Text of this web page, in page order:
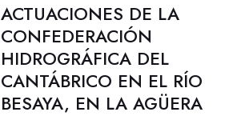
ACTUACIONES DE LA
CONFEDERACIÓN
HIDROGRÁFICA DEL
CANTÁBRICO EN EL RÍO
BESAYA, EN LA AGÜERA